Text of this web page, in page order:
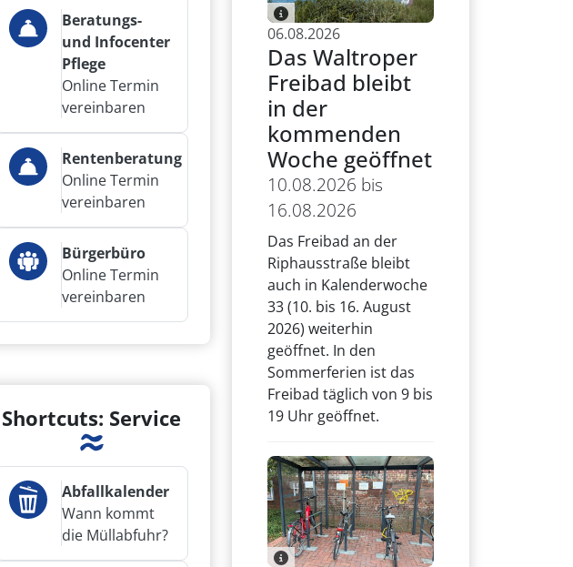
Beratungs-
und Infocenter
Pflege
Online Termin
vereinbaren
Rentenberatung
Online Termin
vereinbaren
Bürgerbüro
Online Termin
vereinbaren
Shortcuts: Service
Abfallkalender
Wann kommt
die Müllabfuhr?
06.08.2026
Das Waltroper
Freibad bleibt
in der
kommenden
Woche geöffnet
10.08.2026 bis
16.08.2026
Das Freibad an der
Riphausstraße bleibt
auch in Kalenderwoche
33 (10. bis 16. August
2026) weiterhin
geöffnet. In den
Sommerferien ist das
Freibad täglich von 9 bis
19 Uhr geöffnet.